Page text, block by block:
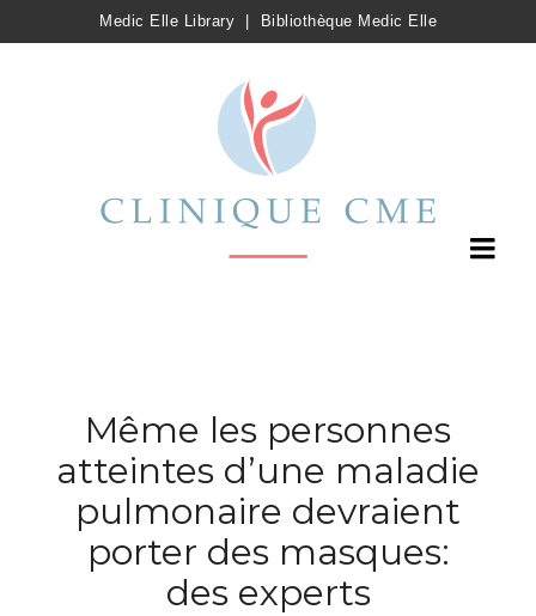
Medic Elle Library Bibliothèque Medic Elle
Même les personnes
atteintes d’une maladie
pulmonaire devraient
porter des masques:
des experts